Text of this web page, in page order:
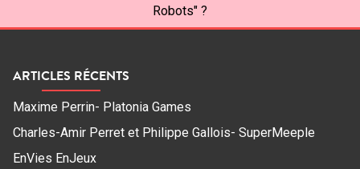
Robots" ?
ARTICLES RÉCENTS
Maxime Perrin- Platonia Games
Charles-Amir Perret et Philippe Gallois- SuperMeeple
EnVies EnJeux